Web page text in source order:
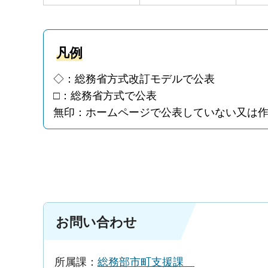
凡例
◇：総務省方式改訂モデルで公表
□：総務省方式で公表
無印：ホームページで公表していない又は
お問い合わせ
所属課： 総務部市町支援課